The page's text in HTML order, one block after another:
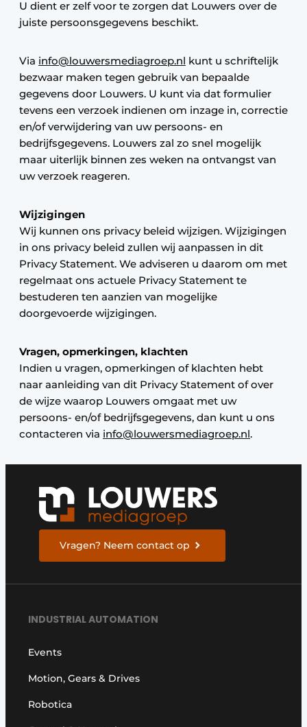
U dient er zelf voor te zorgen dat Louwers over de
juiste persoonsgegevens beschikt.
Via info@louwersmediagroep.nl kunt u schriftelijk
bezwaar maken tegen gebruik van bepaalde
gegevens door Louwers. U kunt via dat formulier
tevens een verzoek indienen om inzage in, correctie
en/of verwijdering van uw persoons- en
bedrijfsgegevens. Louwers zal zo snel mogelijk
maar uiterlijk binnen zes weken na ontvangst van
uw verzoek reageren.
Wijzigingen
Wij kunnen ons privacy beleid wijzigen. Wijzigingen
in ons privacy beleid zullen wij aanpassen in dit
Privacy Statement. We adviseren u daarom om met
regelmaat ons actuele Privacy Statement te
bestuderen ten aanzien van mogelijke
doorgevoerde wijzigingen.
Vragen, opmerkingen, klachten
Indien u vragen, opmerkingen of klachten hebt
naar aanleiding van dit Privacy Statement of over
de wijze waarop Louwers omgaat met uw
persoons- en/of bedrijfsgegevens, dan kunt u ons
contacteren via info@louwersmediagroep.nl.
Vragen? Neem contact op
INDUSTRIAL AUTOMATION
Events
Motion, Gears & Drives
Robotica